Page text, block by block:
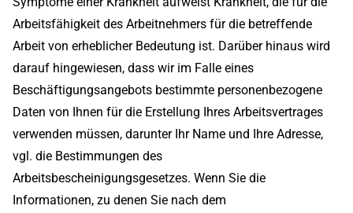
Arbeitsfähigkeit des Arbeitnehmers für die betreffende
Arbeit von erheblicher Bedeutung ist. Darüber hinaus wird
darauf hingewiesen, dass wir im Falle eines
Beschäftigungsangebots bestimmte personenbezogene
Daten von Ihnen für die Erstellung Ihres Arbeitsvertrages
verwenden müssen, darunter Ihr Name und Ihre Adresse,
vgl. die Bestimmungen des
Arbeitsbescheinigungsgesetzes. Wenn Sie die
Informationen, zu denen Sie nach dem